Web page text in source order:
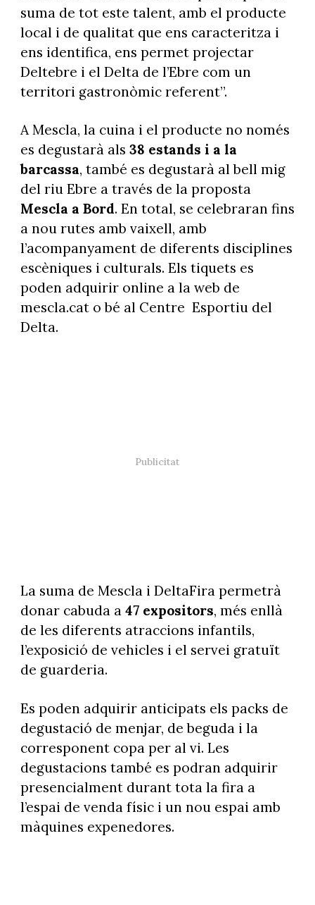
suma de tot este talent, amb el producte
local i de qualitat que ens caracteritza i
ens identifica, ens permet projectar
Deltebre i el Delta de l’Ebre com un
territori gastronòmic referent”.
A Mescla, la cuina i el producte no només
es degustarà als 38 estands i a la
barcassa, també es degustarà al bell mig
del riu Ebre a través de la proposta
Mescla a Bord. En total, se celebraran fins
a nou rutes amb vaixell, amb
l’acompanyament de diferents disciplines
escèniques i culturals. Els tiquets es
poden adquirir online a la web de
mescla.cat o bé al Centre Esportiu del
Delta.
La suma de Mescla i DeltaFira permetrà
donar cabuda a 47 expositors, més enllà
de les diferents atraccions infantils,
l’exposició de vehicles i el servei gratuït
de guarderia.
Es poden adquirir anticipats els packs de
degustació de menjar, de beguda i la
corresponent copa per al vi. Les
degustacions també es podran adquirir
presencialment durant tota la fira a
l’espai de venda físic i un nou espai amb
màquines expenedores.